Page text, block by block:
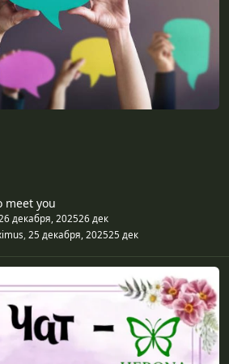
meet you
декабря, 202526 дек
,25 декабря, 202525 дек